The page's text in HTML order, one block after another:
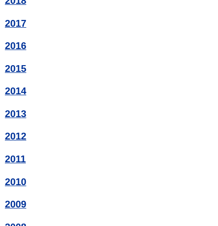
2017
2016
2015
2014
2013
2012
2011
2010
2009